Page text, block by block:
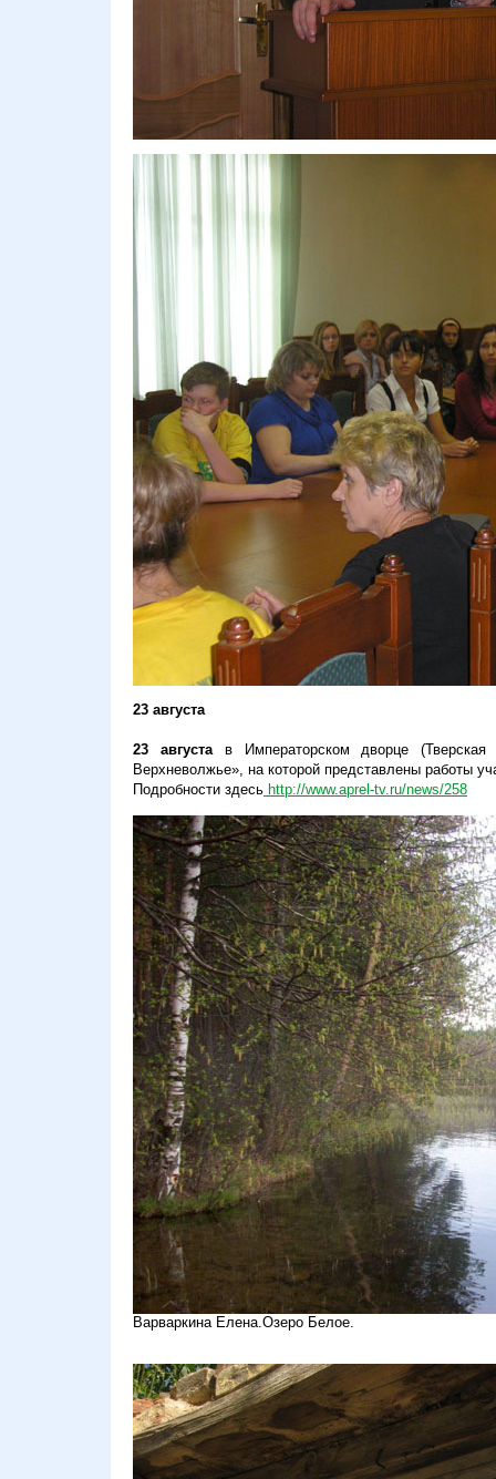
23 августа
23 августав Императорском дворце (Тверская
Верхневолжье», на которой представлены работы
Подробности здесь http://www.aprel-tv.ru/news/258
Варваркина Елена.Озеро Белое.